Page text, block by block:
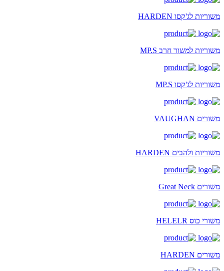
משוריות לג'קסו HARDEN
משוריות למשור חרב MP.S
משוריות לג'קסו MP.S
משורים VAUGHAN
משוריות ולהבים HARDEN
משורים Great Neck
משורי כוס HELELR
משורים HARDEN